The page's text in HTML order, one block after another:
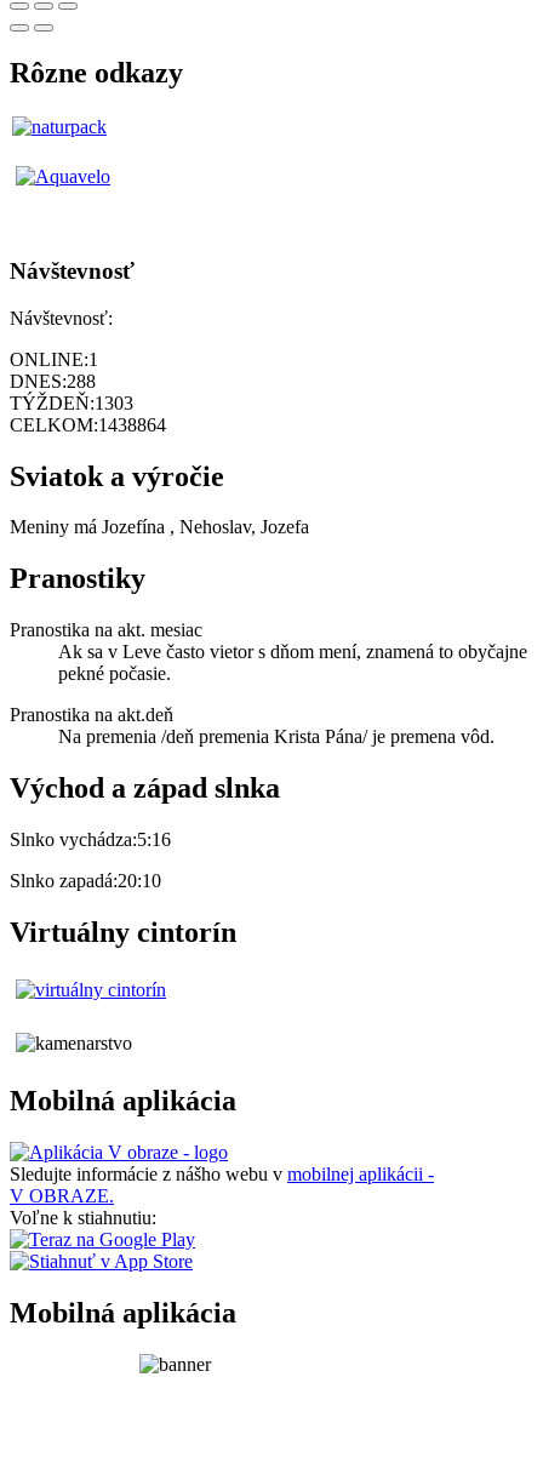
Rôzne odkazy
Návštevnosť
Návštevnosť:
ONLINE:1
DNES:288
TÝŽDEŇ:1303
CELKOM:1438864
Sviatok a výročie
Meniny má Jozefína , Nehoslav, Jozefa
Pranostiky
Pranostika na akt. mesiac
Ak sa v Leve často vietor s dňom mení, znamená to obyčajne
pekné počasie.
Pranostika na akt.deň
Na premenia /deň premenia Krista Pána/ je premena vôd.
Východ a západ slnka
Slnko vychádza:5:16
Slnko zapadá:20:10
Virtuálny cintorín
Mobilná aplikácia
Sledujte informácie z nášho webu v mobilnej aplikácii -
V OBRAZE.
Voľne k stiahnutiu:
Mobilná aplikácia